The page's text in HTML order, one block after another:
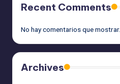
Recent Comments
No hay comentarios que mostrar.
Archives